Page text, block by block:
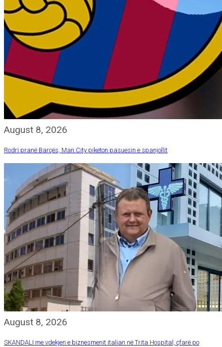
August 8, 2026
Rodri pranë Barçës, Man.City piketon pasuesin e spanjollit
August 8, 2026
SKANDALI me vdekjen e biznesmenit italian në Trita Hospital, çfarë po